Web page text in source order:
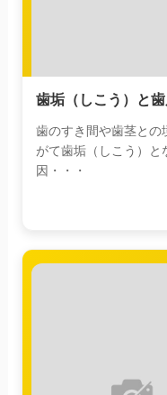
歯垢（しこう）と
歯のすき間や歯茎との
がて歯垢（しこう）
因・・・